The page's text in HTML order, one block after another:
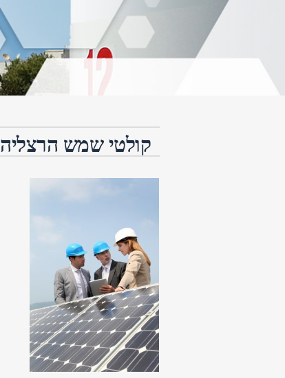
קולטי שמש הרצליה